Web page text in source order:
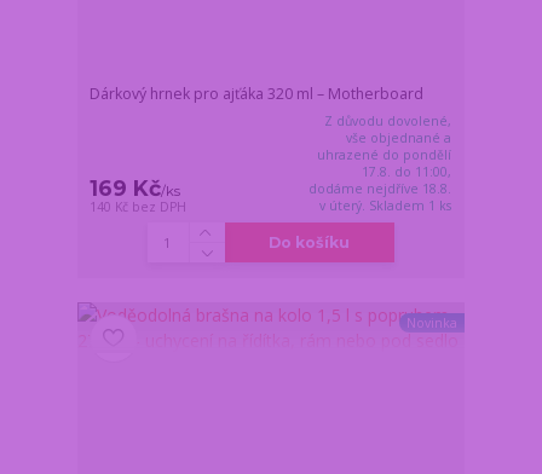
Dárkový hrnek pro ajťáka 320 ml – Motherboard
169 Kč/ks
140 Kč bez DPH
Z důvodu dovolené,
vše objednané a
uhrazené do pondělí
17.8. do 11:00,
dodáme nejdříve 18.8.
v úterý. Skladem 1 ks
Do košíku
Novinka